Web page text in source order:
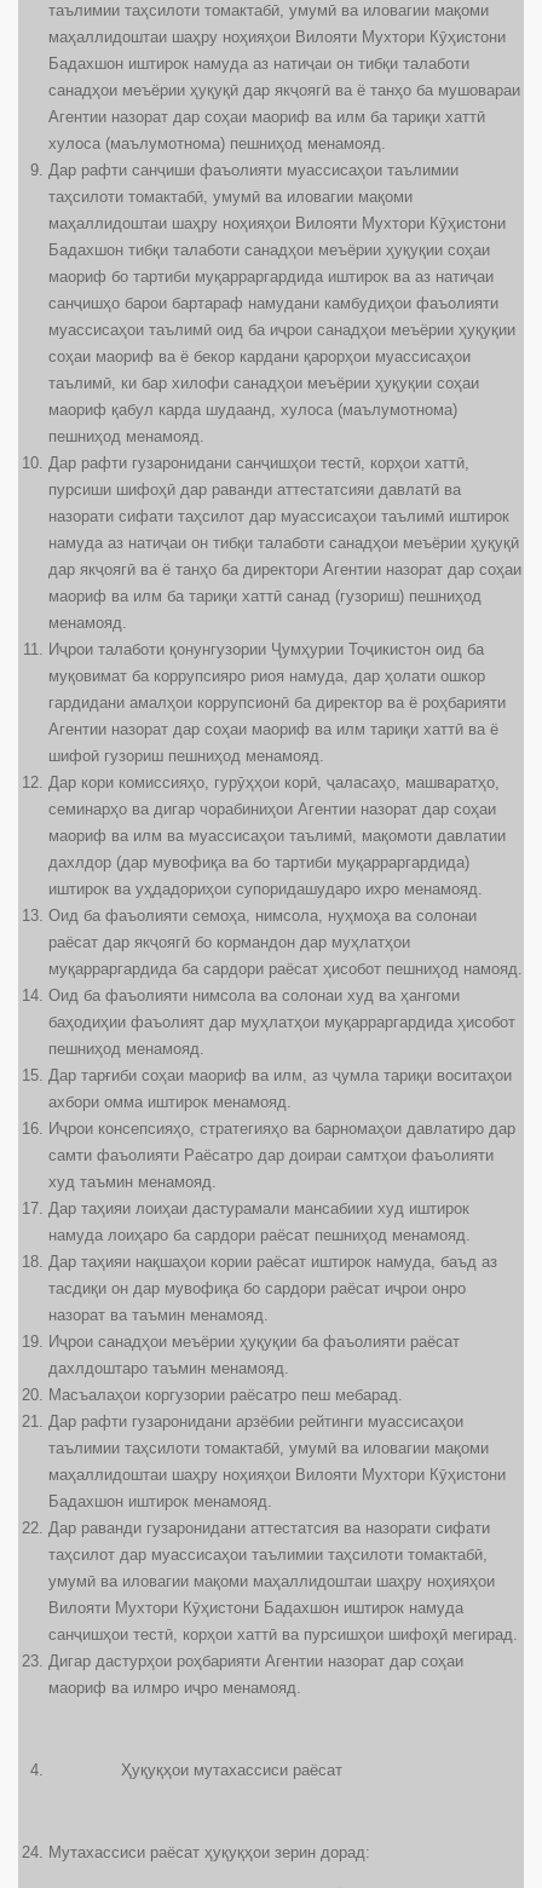
таълимии таҳсилоти томактабӣ, умумӣ ва иловагии мақоми
маҳаллидоштаи шаҳру ноҳияҳои Вилояти Мухтори Кӯҳистони
Бадахшон иштирок намуда аз натиҷаи он тибқи талаботи
санадҳои меъёрии ҳуқуқӣ дар якҷоягӣ ва ё танҳо ба мушовараи
Агентии назорат дар соҳаи маориф ва илм ба тариқи хаттӣ
хулоса (маълумотнома) пешниҳод менамояд.
Дар рафти санҷиши фаъолияти муассисаҳои таълимии
таҳсилоти томактабӣ, умумӣ ва иловагии мақоми
маҳаллидоштаи шаҳру ноҳияҳои Вилояти Мухтори Кӯҳистони
Бадахшон тибқи талаботи санадҳои меъёрии ҳуқуқии соҳаи
маориф бо тартиби муқарраргардида иштирок ва аз натиҷаи
санҷишҳо барои бартараф намудани камбудиҳои фаъолияти
муассисаҳои таълимӣ оид ба иҷрои санадҳои меъёрии ҳуқуқии
соҳаи маориф ва ё бекор кардани қарорҳои муассисаҳои
таълимӣ, ки бар хилофи санадҳои меъёрии ҳуқуқии соҳаи
маориф қабул карда шудаанд, хулоса (маълумотнома)
пешниҳод менамояд.
Дар рафти гузаронидани санҷишҳои тестӣ, корҳои хаттӣ,
пурсиши шифоҳӣ дар раванди аттестатсияи давлатӣ ва
назорати сифати таҳсилот дар муассисаҳои таълимӣ иштирок
намуда аз натиҷаи он тибқи талаботи санадҳои меъёрии ҳуқуқӣ
дар якҷоягӣ ва ё танҳо ба директори Агентии назорат дар соҳаи
маориф ва илм ба тариқи хаттӣ санад (гузориш) пешниҳод
менамояд.
Иҷрои талаботи қонунгузории Ҷумҳурии Тоҷикистон оид ба
муқовимат ба коррупсияро риоя намуда, дар ҳолати ошкор
гардидани амалҳои коррупсионӣ ба директор ва ё роҳбарияти
Агентии назорат дар соҳаи маориф ва илм тариқи хаттӣ ва ё
шифоӣ гузориш пешниҳод менамояд.
Дар кори комиссияҳо, гурӯҳҳои корӣ, ҷаласаҳо, машваратҳо,
семинарҳо ва дигар чорабиниҳои Агентии назорат дар соҳаи
маориф ва илм ва муассисаҳои таълимӣ, мақомоти давлатии
дахлдор (дар мувофиқа ва бо тартиби муқарраргардида)
иштирок ва уҳдадориҳои супоридашударо иxро менамояд.
Оид ба фаъолияти семоҳа, нимсола, нуҳмоҳа ва солонаи
раёсат дар якҷоягӣ бо кормандон дар муҳлатҳои
муқарраргардида ба сардори раёсат ҳисобот пешниҳод намояд.
Оид ба фаъолияти нимсола ва солонаи худ ва ҳангоми
баҳодиҳии фаъолият дар муҳлатҳои муқарраргардида ҳисобот
пешниҳод менамояд.
Дар тарғиби соҳаи маориф ва илм, аз ҷумла тариқи воситаҳои
ахбори омма иштирок менамояд.
Иҷрои консепсияҳо, стратегияҳо ва барномаҳои давлатиро дар
самти фаъолияти Раёсатро дар доираи самтҳои фаъолияти
худ таъмин менамояд.
Дар таҳияи лоиҳаи дастурамали мансабиии худ иштирок
намуда лоиҳаро ба сардори раёсат пешниҳод менамояд.
Дар таҳияи нақшаҳои кории раёсат иштирок намуда, баъд аз
тасдиқи он дар мувофиқа бо сардори раёсат иҷрои онро
назорат ва таъмин менамояд.
Иҷрои санадҳои меъёрии ҳуқуқии ба фаъолияти раёсат
дахлдоштаро таъмин менамояд.
Масъалаҳои коргузории раёсатро пеш мебарад.
Дар рафти гузаронидани арзёбии рейтинги муассисаҳои
таълимии таҳсилоти томактабӣ, умумӣ ва иловагии мақоми
маҳаллидоштаи шаҳру ноҳияҳои Вилояти Мухтори Кӯҳистони
Бадахшон иштирок менамояд.
Дар раванди гузаронидани аттестатсия ва назорати сифати
таҳсилот дар муассисаҳои таълимии таҳсилоти томактабӣ,
умумӣ ва иловагии мақоми маҳаллидоштаи шаҳру ноҳияҳои
Вилояти Мухтори Кӯҳистони Бадахшон иштирок намуда
санҷишҳои тестӣ, корҳои хаттӣ ва пурсишҳои шифоҳӣ мегирад.
Дигар дастурҳои роҳбарияти Агентии назорат дар соҳаи
маориф ва илмро иҷро менамояд.
Ҳуқуқҳои мутахассиси раёсат
Мутахассиси раёсат ҳуқуқҳои зерин дорад: